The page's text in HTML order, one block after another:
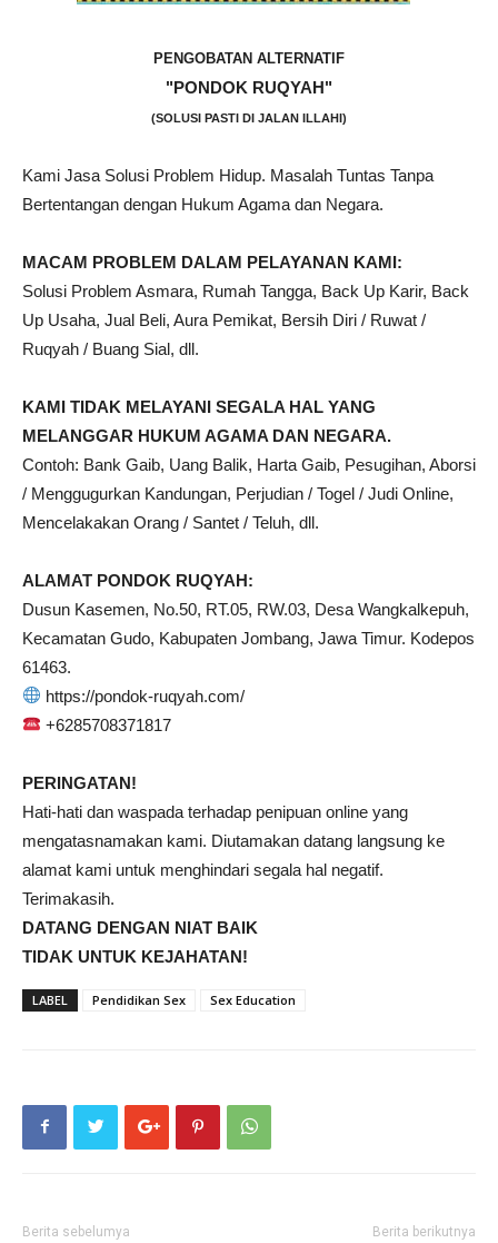
PENGOBATAN ALTERNATIF
"PONDOK RUQYAH"
(SOLUSI PASTI DI JALAN ILLAHI)
Kami Jasa Solusi Problem Hidup. Masalah Tuntas Tanpa
Bertentangan dengan Hukum Agama dan Negara.
MACAM PROBLEM DALAM PELAYANAN KAMI:
Solusi Problem Asmara, Rumah Tangga, Back Up Karir, Back
Up Usaha, Jual Beli, Aura Pemikat, Bersih Diri / Ruwat /
Ruqyah / Buang Sial, dll.
KAMI TIDAK MELAYANI SEGALA HAL YANG
MELANGGAR HUKUM AGAMA DAN NEGARA.
Contoh: Bank Gaib, Uang Balik, Harta Gaib, Pesugihan, Aborsi
/ Menggugurkan Kandungan, Perjudian / Togel / Judi Online,
Mencelakakan Orang / Santet / Teluh, dll.
ALAMAT PONDOK RUQYAH:
Dusun Kasemen, No.50, RT.05, RW.03, Desa Wangkalkepuh,
Kecamatan Gudo, Kabupaten Jombang, Jawa Timur. Kodepos
61463.
https://pondok-ruqyah.com/
+6285708371817
PERINGATAN!
Hati-hati dan waspada terhadap penipuan online yang
mengatasnamakan kami. Diutamakan datang langsung ke
alamat kami untuk menghindari segala hal negatif.
Terimakasih.
DATANG DENGAN NIAT BAIK
TIDAK UNTUK KEJAHATAN!
LABEL Pendidikan Sex Sex Education
Berita sebelumya Berita berikutnya